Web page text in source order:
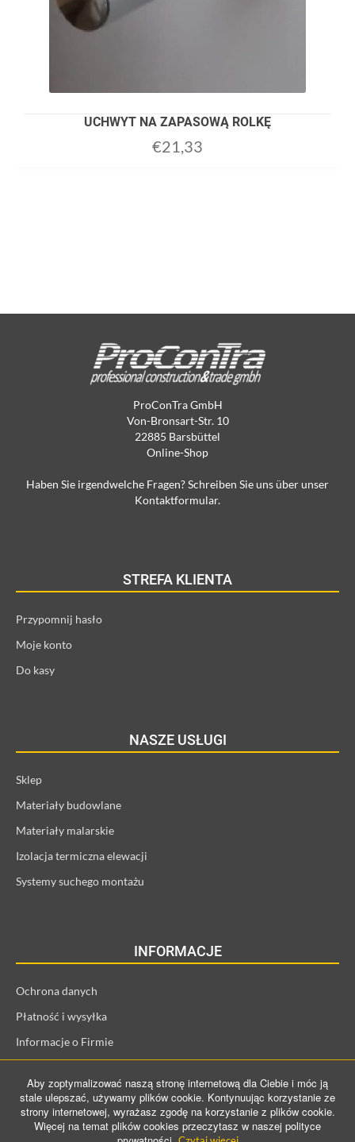
UCHWYT NA ZAPASOWĄ ROLKĘ
€21,33
ProConTra GmbH
Von-Bronsart-Str. 10
22885 Barsbüttel
Online-Shop
Haben Sie irgendwelche Fragen? Schreiben Sie uns über unser
Kontaktformular.
STREFA KLIENTA
Przypomnij hasło
Moje konto
Do kasy
NASZE USŁUGI
Sklep
Materiały budowlane
Materiały malarskie
Izolacja termiczna elewacji
Systemy suchego montażu
INFORMACJE
Ochrona danych
Płatność i wysyłka
Informacje o Firmie
Prawo odstąpienia od umowy
Aby zoptymalizować naszą stronę internetową dla Ciebie i móc ją
stale ulepszać, używamy plików cookie. Kontynuując korzystanie ze
strony internetowej, wyrażasz zgodę na korzystanie z plików cookie.
Więcej na temat plików cookies przeczytasz w naszej polityce